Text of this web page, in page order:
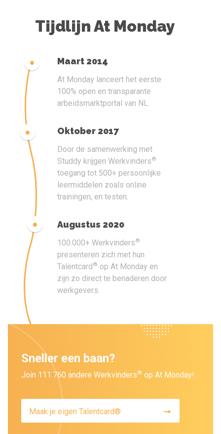
Tijdlijn At Monday
Maart 2014
At Monday lanceert het eerste
100% open en transparante
arbeidsmarktportal van NL.
Oktober 2017
Door de samenwerking met
Studdy krijgen Werkvinders®
toegang tot 500+ persoonlijke
leermiddelen zoals online
trainingen, en testen.
Augustus 2020
100.000+ Werkvinders®
presenteren zich met hun
Talentcard® op At Monday en
zijn zo direct te benaderen door
werkgevers.
Sneller een baan?
Join 111.760 andere Werkvinders® op At Monday!
Maak je eigen Talentcard®